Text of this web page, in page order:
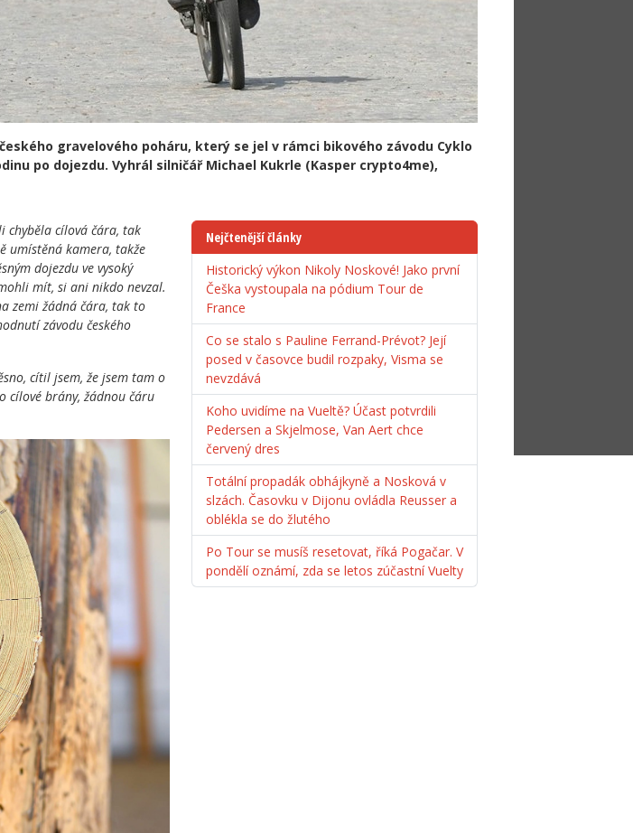
gravelového poháru, který se jel v rámci bikového závodu Cyklo
po dojezdu. Vyhrál silničář Michael Kukrle (Kasper crypto4me),
chyběla cílová čára, tak
umístěná kamera, takže
dojezdu ve vysoký
mít, si ani nikdo nevzal.
zemi žádná čára, tak to
závodu českého
cítil jsem, že jsem tam o
cílové brány, žádnou čáru
Nejčtenější články
Historický výkon Nikoly Noskové! Jako první
Češka vystoupala na pódium Tour de
France
Co se stalo s Pauline Ferrand-Prévot? Její
posed v časovce budil rozpaky, Visma se
nevzdává
Koho uvidíme na Vueltě? Účast potvrdili
Pedersen a Skjelmose, Van Aert chce
červený dres
Totální propadák obhájkyně a Nosková v
slzách. Časovku v Dijonu ovládla Reusser a
oblékla se do žlutého
Po Tour se musíš resetovat, říká Pogačar. V
pondělí oznámí, zda se letos zúčastní Vuelty